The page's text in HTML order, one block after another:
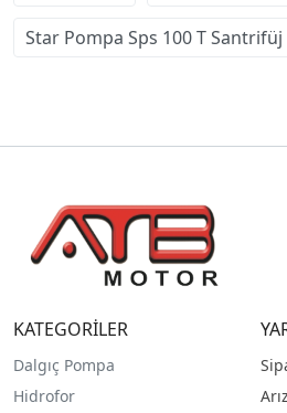
Star Pompa Sps 100 T
KATEGORİLER
Dalgıç Pompa
Hidrofor